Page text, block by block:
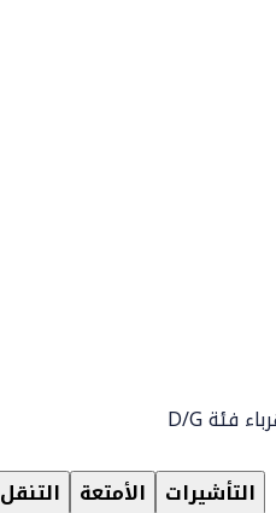
التنقل الأمتعة التأشيرات